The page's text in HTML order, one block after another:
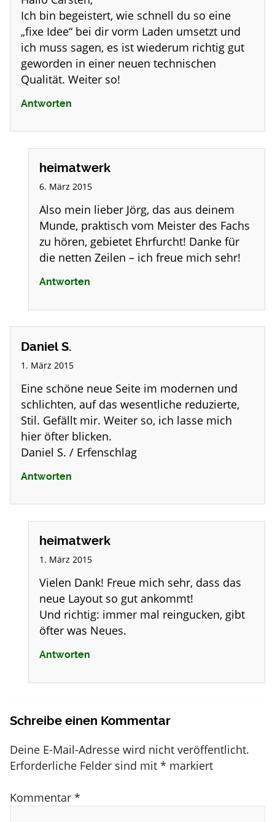
Ich bin begeistert, wie schnell du so eine
„fixe Idee“ bei dir vorm Laden umsetzt und
ich muss sagen, es ist wiederum richtig gut
geworden in einer neuen technischen
Qualität. Weiter so!
Antworten
heimatwerk
6. März 2015
Also mein lieber Jörg, das aus deinem
Munde, praktisch vom Meister des Fachs
zu hören, gebietet Ehrfurcht! Danke für
die netten Zeilen – ich freue mich sehr!
Antworten
Daniel S.
1. März 2015
Eine schöne neue Seite im modernen und
schlichten, auf das wesentliche reduzierte,
Stil. Gefällt mir. Weiter so, ich lasse mich
hier öfter blicken.
Daniel S. / Erfenschlag
Antworten
heimatwerk
1. März 2015
Vielen Dank! Freue mich sehr, dass das
neue Layout so gut ankommt!
Und richtig: immer mal reingucken, gibt
öfter was Neues.
Antworten
Schreibe einen Kommentar
Deine E-Mail-Adresse wird nicht veröffentlicht.
Erforderliche Felder sind mit * markiert
Kommentar *